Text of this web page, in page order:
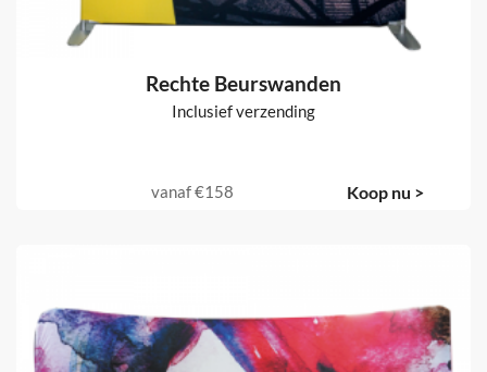
Rechte Beurswanden
Inclusief verzending
vanaf€158 Koop nu >